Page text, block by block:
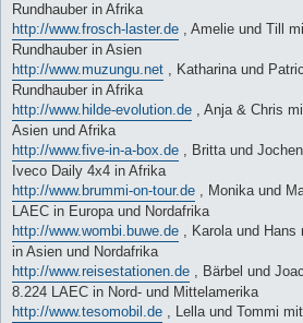
Rundhauber in Afrika
http://www.frosch-laster.de , Amelie und Till
Rundhauber in Asien
http://www.muzungu.net , Katharina und
Rundhauber in Afrika
http://www.hilde-evolution.de , Anja & Chris
Asien und Afrika
http://www.five-in-a-box.de , Britta und
Iveco Daily 4x4 in Afrika
http://www.brummi-on-tour.de , Monika und
LAEC in Europa und Nordafrika
http://www.wombi.buwe.de , Karola und Hans
in Asien und Nordafrika
http://www.reisestationen.de , Bärbel und
8.224 LAEC in Nord- und Mittelamerika
http://www.tesomobil.de , Lella und Tommi